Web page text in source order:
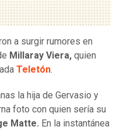
a surgir rumores en
Millaray Viera, quien
Teletón.
la hija de Gervasio y
foto con quien sería su
Matte. En la instantánea